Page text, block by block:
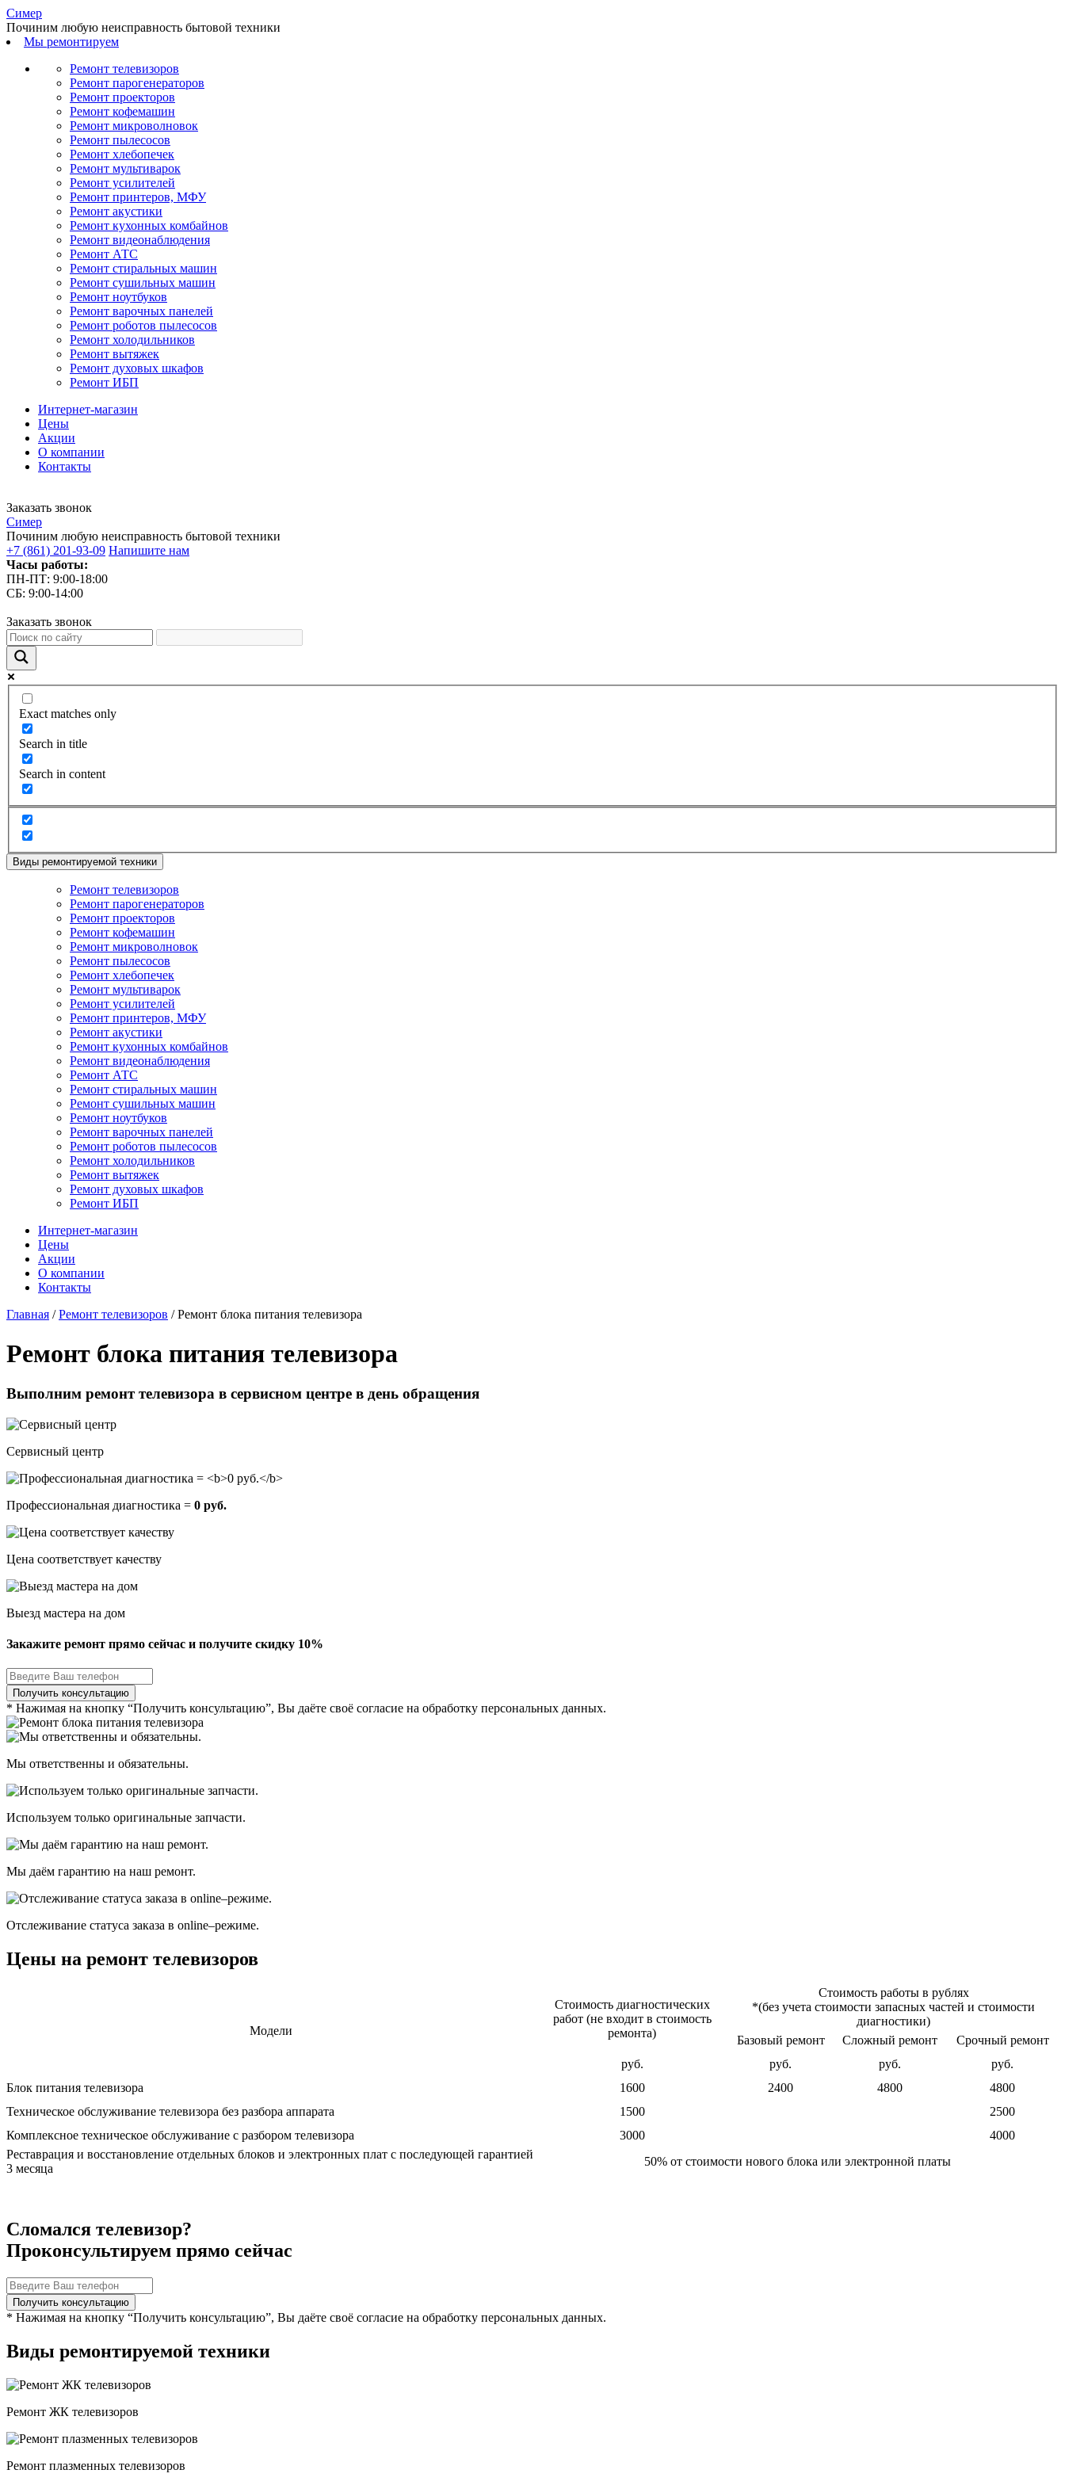
Симер
Починим любую неисправность бытовой техники
Мы ремонтируем
Ремонт телевизоров
Ремонт парогенераторов
Ремонт проекторов
Ремонт кофемашин
Ремонт микроволновок
Ремонт пылесосов
Ремонт хлебопечек
Ремонт мультиварок
Ремонт усилителей
Ремонт принтеров, МФУ
Ремонт акустики
Ремонт кухонных комбайнов
Ремонт видеонаблюдения
Ремонт АТС
Ремонт стиральных машин
Ремонт сушильных машин
Ремонт ноутбуков
Ремонт варочных панелей
Ремонт роботов пылесосов
Ремонт холодильников
Ремонт вытяжек
Ремонт духовых шкафов
Ремонт ИБП
Интернет-магазин
Цены
Акции
О компании
Контакты
Заказать звонок
Симер
Починим любую неисправность бытовой техники
+7 (861) 201-93-09 Напишите нам
Часы работы:
ПН-ПТ: 9:00-18:00
СБ: 9:00-14:00
Заказать звонок
Exact matches only
Search in title
Search in content
Виды ремонтируемой техники
Ремонт телевизоров
Ремонт парогенераторов
Ремонт проекторов
Ремонт кофемашин
Ремонт микроволновок
Ремонт пылесосов
Ремонт хлебопечек
Ремонт мультиварок
Ремонт усилителей
Ремонт принтеров, МФУ
Ремонт акустики
Ремонт кухонных комбайнов
Ремонт видеонаблюдения
Ремонт АТС
Ремонт стиральных машин
Ремонт сушильных машин
Ремонт ноутбуков
Ремонт варочных панелей
Ремонт роботов пылесосов
Ремонт холодильников
Ремонт вытяжек
Ремонт духовых шкафов
Ремонт ИБП
Интернет-магазин
Цены
Акции
О компании
Контакты
Главная /Ремонт телевизоров /Ремонт блока питания телевизора
Ремонт блока питания телевизора
Выполним ремонт телевизора в сервисном центре в день обращения
Сервисный центр
Профессиональная диагностика = 0 руб.
Цена соответствует качеству
Выезд мастера на дом
Закажите ремонт прямо сейчас и получите скидку 10%
* Нажимая на кнопку “Получить консультацию”, Вы даёте своё согласие на обработку персональных данных.
Мы ответственны и обязательны.
Используем только оригинальные запчасти.
Мы даём гарантию на наш ремонт.
Отслеживание статуса заказа в оnline–режиме.
Цены на ремонт телевизоров
Модели
Стоимость диагностичеcких
работ (не входит в стоимость
ремонта)
Стоимость работы в рублях
*(без учета стоимости запасных частей и стоимости
диагностики)
Базовый ремонт
Сложный ремонт
Срочный ремонт
руб.
руб. руб.
руб.
Блок питания телевизора
1600 2400 4800
4800
Техническое обслуживание телевизора без разбора аппарата
1500
2500
Комплексное техническое обслуживание с разбором телевизора
3000
4000
Реставрация и восстановление отдельных блоков и электронных плат с последующей гарантией
3 месяца
50% от стоимости нового блока или электронной платы
Сломался телевизор?
Проконсультируем прямо сейчас
* Нажимая на кнопку “Получить консультацию”, Вы даёте своё согласие на обработку персональных данных.
Виды ремонтируемой техники
Ремонт ЖК телевизоров
Ремонт плазменных телевизоров